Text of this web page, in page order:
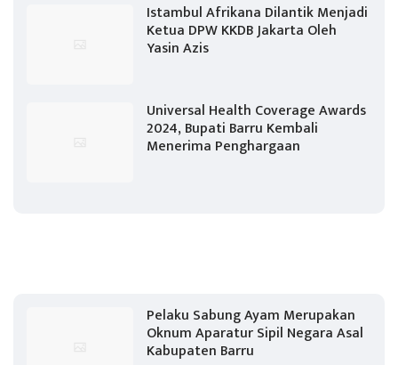
Istambul Afrikana Dilantik Menjadi
Ketua DPW KKDB Jakarta Oleh
Yasin Azis
Universal Health Coverage Awards
2024, Bupati Barru Kembali
Menerima Penghargaan
Pelaku Sabung Ayam Merupakan
Oknum Aparatur Sipil Negara Asal
Kabupaten Barru